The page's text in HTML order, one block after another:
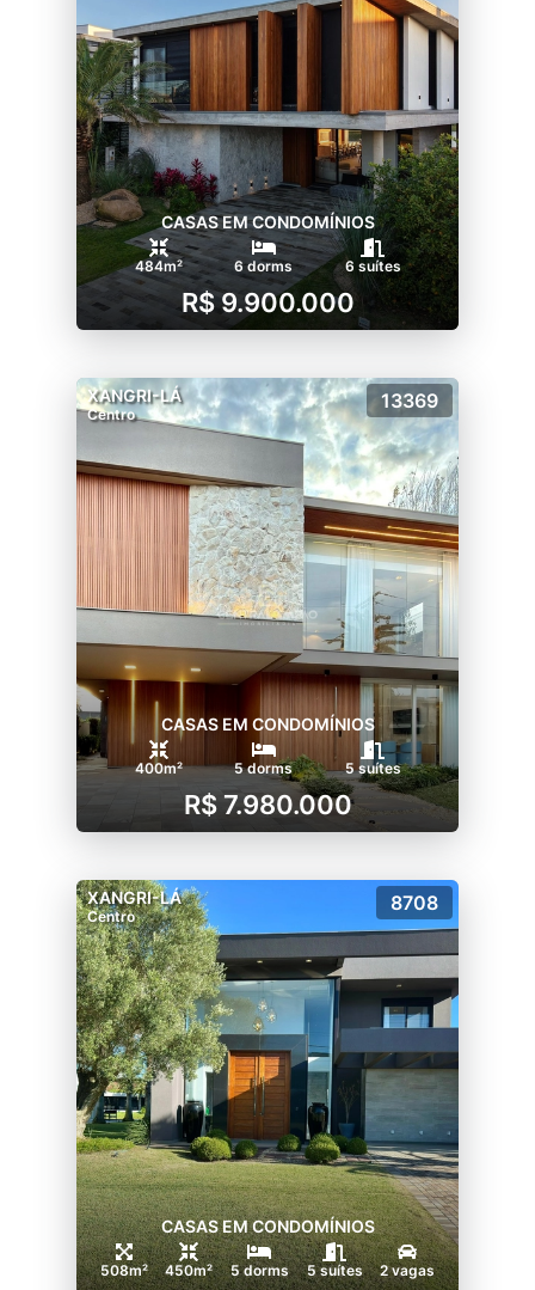
CASAS EM CONDOMÍNIOS
484m² 6 dorms 6 suítes
R$ 9.900.000
XANGRI-LÁ
Centro
13369
CASAS EM CONDOMÍNIOS
400m² 5 dorms 5 suítes
R$ 7.980.000
XANGRI-LÁ
Centro
8708
CASAS EM CONDOMÍNIOS
508m² 450m² 5 dorms 5 suítes 2 vagas